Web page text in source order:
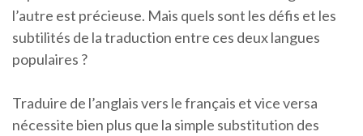
l’autre est précieuse. Mais quels sont les défis et les
subtilités de la traduction entre ces deux langues
populaires ?
Traduire de l’anglais vers le français et vice versa
nécessite bien plus que la simple substitution des